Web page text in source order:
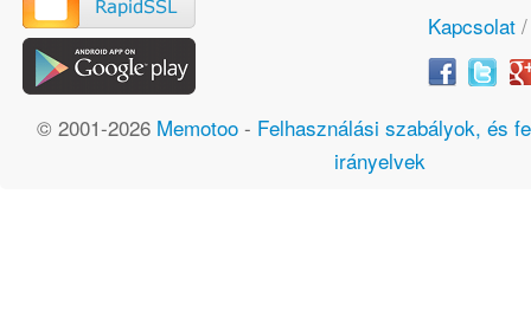
Kapcsolat
© 2001-2026 Memotoo- Felhasználási szabályok, és
irányelvek